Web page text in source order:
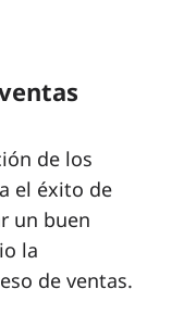
de los
el éxito de
un buen
la
de ventas.